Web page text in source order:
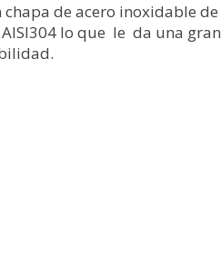
de acero inoxidable de
lo que le da una gran